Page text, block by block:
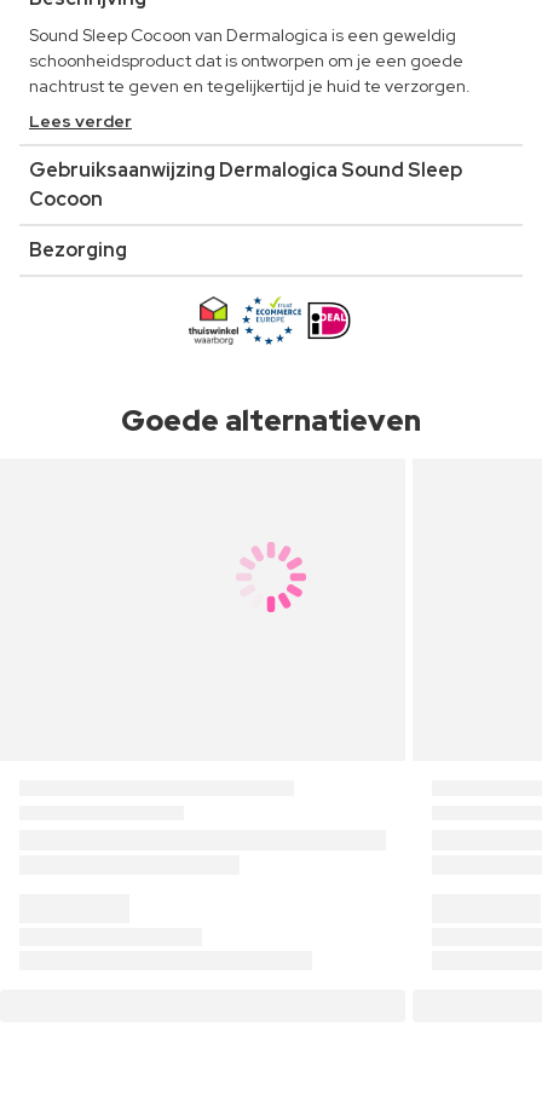
Sound Sleep Cocoon van Dermalogica is een geweldig
schoonheidsproduct dat is ontworpen om je een goede
nachtrust te geven en tegelijkertijd je huid te verzorgen.
Lees verder
Gebruiksaanwijzing Dermalogica Sound Sleep
Cocoon
Bezorging
Goede alternatieven